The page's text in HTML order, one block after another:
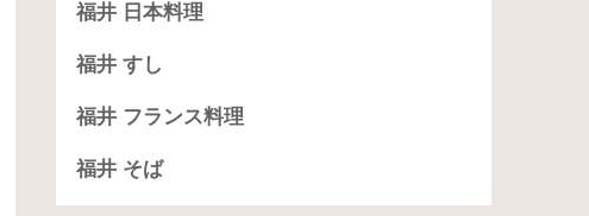
福井 日本料理
福井 すし
福井 フランス料理
福井 そば